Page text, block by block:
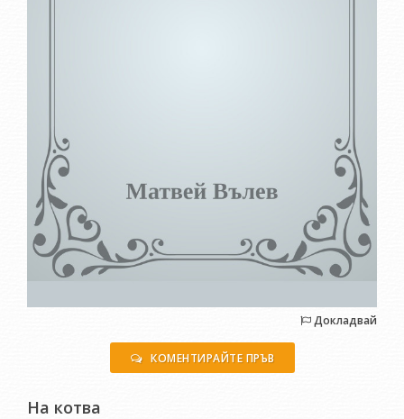
Докладвай
КОМЕНТИРАЙТЕ ПРЪВ
На котва